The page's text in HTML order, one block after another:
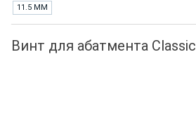
11.5 ММ
Винт для абатмента Classic